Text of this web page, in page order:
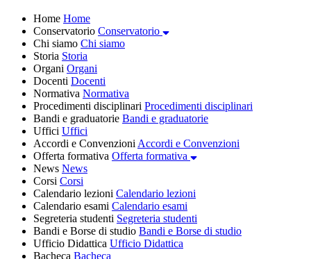
Home Home
Conservatorio Conservatorio
Chi siamo Chi siamo
Storia Storia
Organi Organi
Docenti Docenti
Normativa Normativa
Procedimenti disciplinari Procedimenti disciplinari
Bandi e graduatorie Bandi e graduatorie
Uffici Uffici
Accordi e Convenzioni Accordi e Convenzioni
Offerta formativa Offerta formativa
News News
Corsi Corsi
Calendario lezioni Calendario lezioni
Calendario esami Calendario esami
Segreteria studenti Segreteria studenti
Bandi e Borse di studio Bandi e Borse di studio
Ufficio Didattica Ufficio Didattica
Bacheca Bacheca